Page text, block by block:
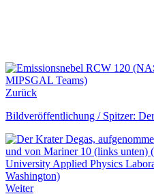
Zurück
Bildveröffentlichung / Spitzer:
Weiter